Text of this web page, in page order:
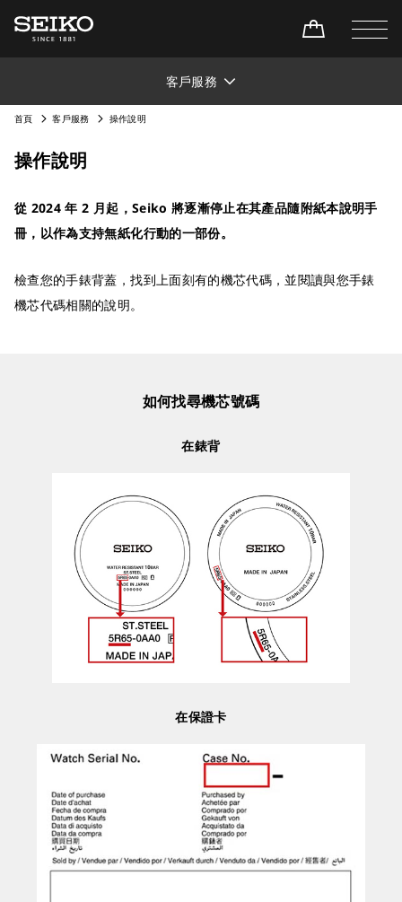
客戶服務
首頁 客戶服務 操作說明
操作說明
從 2024 年 2 月起，Seiko 將逐漸停止在其產品隨附紙本說明手
冊，以作為支持無紙化行動的一部份。
檢查您的手錶背蓋，找到上面刻有的機芯代碼，並閱讀與您手錶
機芯代碼相關的說明。
如何找尋機芯號碼
在錶背
在保證卡